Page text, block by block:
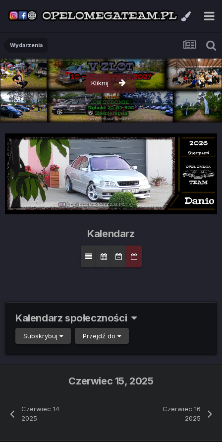
Wydarzenia
Kliknij
Kalendarz
Kalendarz społeczności
Subskrybuj Przejdź do
Czerwiec 14
2025
Czerwiec 15, 2025
Czerwiec 16
2025